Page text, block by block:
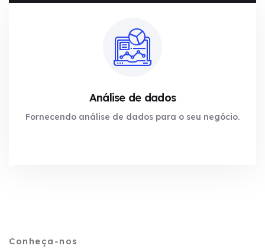
Análise de dados
Fornecendo análise de dados para o seu negócio.
Conheça-nos